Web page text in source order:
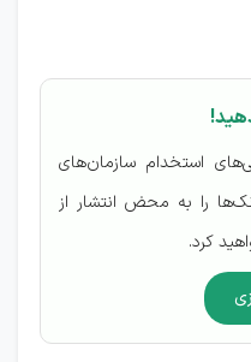
استخدام سازمان‌های
را به محض انتشار از
کرد.